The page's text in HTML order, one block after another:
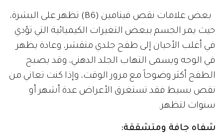
بعض علامات نقص فيتامين (B6) تظهر على البشرة،
حيث يمر الجسم ببعض التغيرات الكيميائية التي تؤدي
في أغلب الأحيان إلى طفح جلدي متقشر، وعادة يظهر
في الوجه ويسمى التهاب الجلد الدهني، وقد يصبح
الطفح أكثر وضوحاً مع مرور الوقت، وإذا كنت تعاني من
نقص بسيط فقد تستغرق الأعراض عدة أشهر أو
سنوات لتظهر.
شفاه جافة ومتشققة: